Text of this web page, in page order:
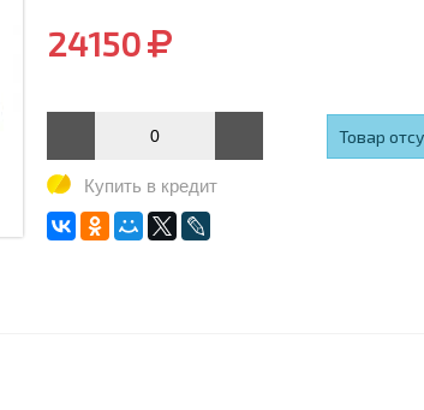
24150
Товар
Купить в кредит